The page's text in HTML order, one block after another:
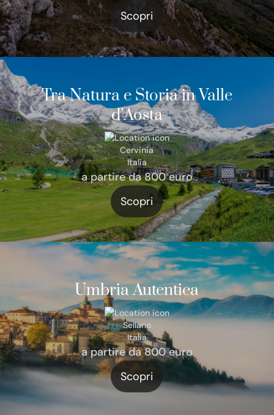
Scopri
Tra Natura e Storia in Valle
d’Aosta
Cervinia
Italia
a partire da 800 euro
Scopri
Umbria Autentica
Sellano
Italia
a partire da 800 euro
Scopri